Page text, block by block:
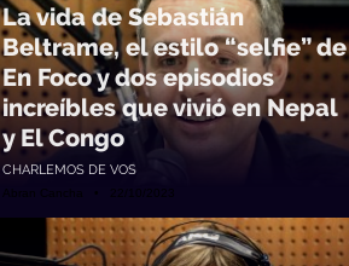
La vida de Sebastián
Beltrame, el estilo “selfie” de
En Foco y dos episodios
increíbles que vivió en Nepal
y El Congo
CHARLEMOS DE VOS
Abran Cancha • 22/10/2023